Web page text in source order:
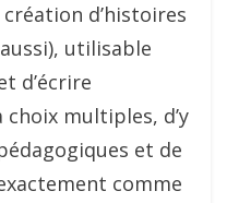
d’histoires
utilisable
d’écrire
multiples, d’y
et de
comme